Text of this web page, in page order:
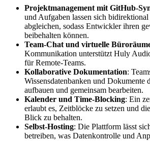
Projektmanagement mit GitHub-
und Aufgaben lassen sich
abgleichen, sodass Entwickler ihren
beibehalten können.
Team-Chat und virtuelle
Kommunikation unterstützt Huly
für Remote-Teams.
Kollaborative Dokumentation:
Wissensdatenbanken und Dokumente
aufbauen und gemeinsam bearbeiten.
Kalender und Time-Blocking: Ein
erlaubt es, Zeitblöcke zu setzen und
Blick zu behalten.
Selbst-Hosting: Die Plattform lässt
betreiben, was Datenkontrolle und